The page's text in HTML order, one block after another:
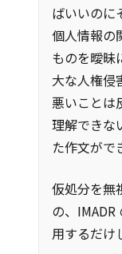
ばいいのに
個人情報の
ものを曖昧
大な人権侵
悪いことは
理解できな
た作文がで
仮処分を無
の、
用するだけ